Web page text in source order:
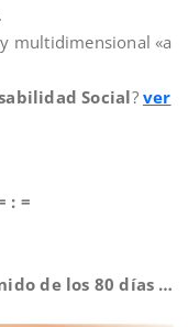
multidimensional «a
Social? ver
: =
de los 80 días …